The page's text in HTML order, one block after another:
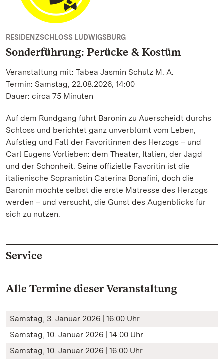
RESIDENZSCHLOSS LUDWIGSBURG
Sonderführung: Perücke & Kostüm
Veranstaltung mit: Tabea Jasmin Schulz M. A.
Termin: Samstag, 22.08.2026, 14:00
Dauer: circa 75 Minuten
Auf dem Rundgang führt Baronin zu Auerscheidt durchs
Schloss und berichtet ganz unverblümt vom Leben,
Aufstieg und Fall der Favoritinnen des Herzogs – und
Carl Eugens Vorlieben: dem Theater, Italien, der Jagd
und der Schönheit. Seine offizielle Favoritin ist die
italienische Sopranistin Caterina Bonafini, doch die
Baronin möchte selbst die erste Mätresse des Herzogs
werden – und versucht, die Gunst des Augenblicks für
sich zu nutzen.
Service
Alle Termine dieser Veranstaltung
Samstag, 3. Januar 2026 | 16:00 Uhr
Samstag, 10. Januar 2026 | 14:00 Uhr
Samstag, 10. Januar 2026 | 16:00 Uhr